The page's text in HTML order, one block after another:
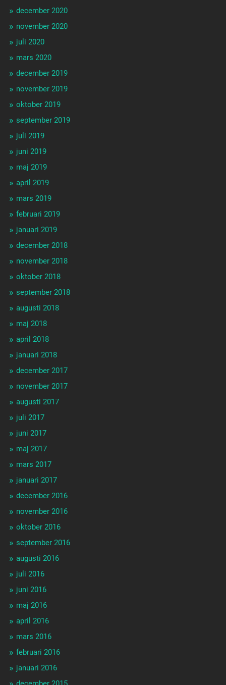
december 2020
november 2020
juli 2020
mars 2020
december 2019
november 2019
oktober 2019
september 2019
juli 2019
juni 2019
maj 2019
april 2019
mars 2019
februari 2019
januari 2019
december 2018
november 2018
oktober 2018
september 2018
augusti 2018
maj 2018
april 2018
januari 2018
december 2017
november 2017
augusti 2017
juli 2017
juni 2017
maj 2017
mars 2017
januari 2017
december 2016
november 2016
oktober 2016
september 2016
augusti 2016
juli 2016
juni 2016
maj 2016
april 2016
mars 2016
februari 2016
januari 2016